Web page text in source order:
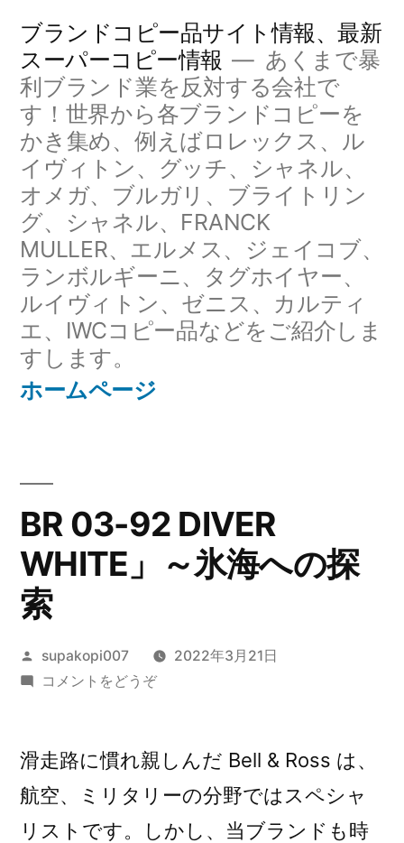
ブランドコピー品サイト情報、最新
スーパーコピー情報
あくまで暴
利ブランド業を反対する会社で
す！世界から各ブランドコピーを
かき集め、例えばロレックス、ル
イヴィトン、グッチ、シャネル、
オメガ、ブルガリ、ブライトリン
グ、シャネル、FRANCK
MULLER、エルメス、ジェイコブ、
ランボルギーニ、タグホイヤー、
ルイヴィトン、ゼニス、カルティ
エ、IWCコピー品などをご紹介しま
すします。
ホームページ
BR 03-92 DIVER
WHITE」～氷海への探
索
投
稿
supakopi007
2022年3月21日
コメントをどうぞ(BR
DIVER
氷
滑走路に慣れ親しんだ Bell & Ross は、
航空、ミリタリーの分野ではスペシャ
リストです。しかし、当ブランドも時